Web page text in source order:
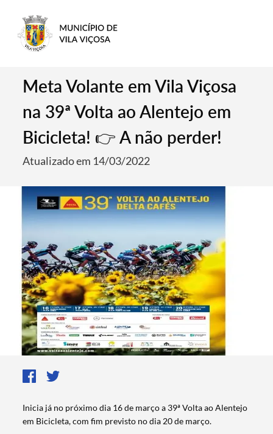
Meta Volante em Vila Viçosa
na 39ª Volta ao Alentejo em
Bicicleta! 👉 A não perder!
Atualizado em 14/03/2022
Inicia já no próximo dia 16 de março a 39ª Volta ao Alentejo
em Bicicleta, com fim previsto no dia 20 de março.